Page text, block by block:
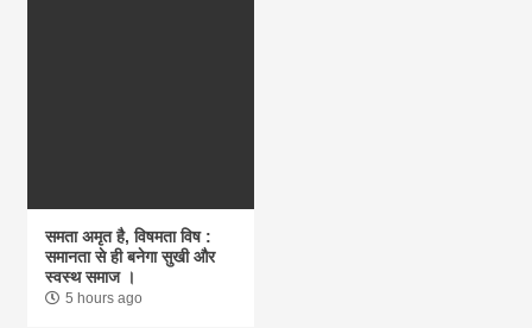
समता अमृत है, विषमता विष :
समानता से ही बनेगा सुखी और
स्वस्थ समाज ।
5 hours ago